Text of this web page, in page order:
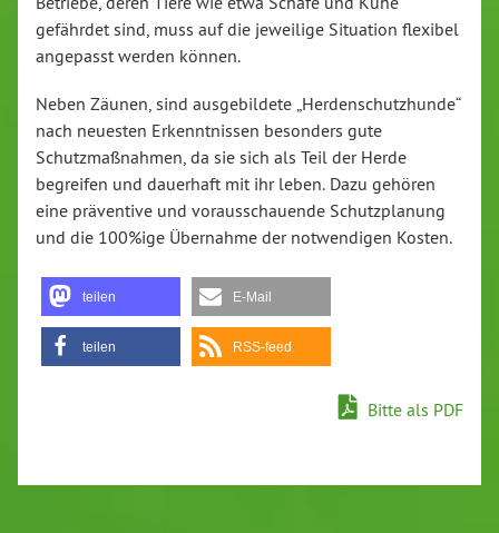
gefährdet sind, muss auf die jeweilige Situation flexibel
angepasst werden können.
Neben Zäunen, sind ausgebildete „Herdenschutzhunde“
nach neuesten Erkenntnissen besonders gute
Schutzmaßnahmen, da sie sich als Teil der Herde
begreifen und dauerhaft mit ihr leben. Dazu gehören
eine präventive und vorausschauende Schutzplanung
und die 100%ige Übernahme der notwendigen Kosten.
teilen E-Mail
teilen RSS-feed
Bitte als PDF